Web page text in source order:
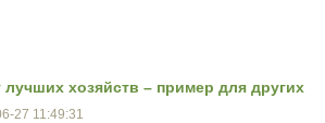
хозяйств – пример для других
27 11:49:31